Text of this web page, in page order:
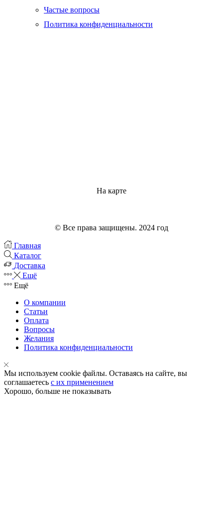
Частые вопросы
Политика конфиденциальности
На карте
© Все права защищены. 2024 год
Главная
Каталог
Доставка
Ещё
Ещё
О компании
Статьи
Оплата
Вопросы
Желания
Политика конфиденциальности
Мы используем cookie файлы. Оставаясь на сайте, вы
соглашаетесь с их применением
Хорошо, больше не показывать